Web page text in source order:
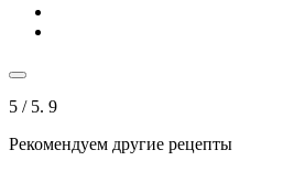
5 / 5. 9
Рекомендуем другие рецепты